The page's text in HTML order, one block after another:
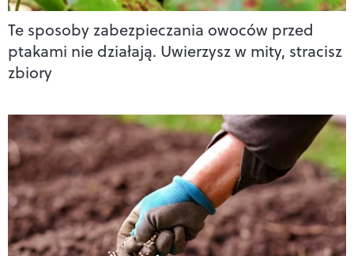
Te sposoby zabezpieczania owoców przed
ptakami nie działają. Uwierzysz w mity, stracisz
zbiory